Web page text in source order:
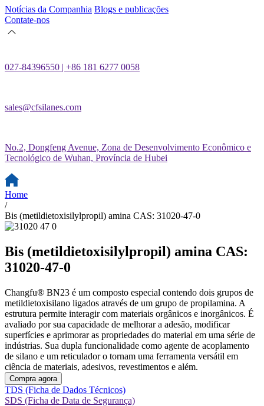
Notícias da Companhia Blogs e publicações
Contate-nos
027-84396550 | +86 181 6277 0058
sales@cfsilanes.com
No.2, Dongfeng Avenue, Zona de Desenvolvimento Econômico e
Tecnológico de Wuhan, Província de Hubei
Home
/
Bis (metildietoxisilylpropil) amina CAS: 31020-47-0
Bis (metildietoxisilylpropil) amina CAS:
31020-47-0
Changfu® BN23 é um composto especial contendo dois grupos de
metildietoxisilano ligados através de um grupo de propilamina. A
estrutura permite interagir com materiais orgânicos e inorgânicos. É
avaliado por sua capacidade de melhorar a adesão, modificar
superfícies e aprimorar as propriedades do material em uma série de
indústrias. Sua dupla funcionalidade como agente de acoplamento
de silano e um reticulador o tornam uma ferramenta versátil em
ciência de materiais, adesivos, revestimentos e além.
Compra agora
TDS (Ficha de Dados Técnicos)
SDS (Ficha de Data de Segurança)